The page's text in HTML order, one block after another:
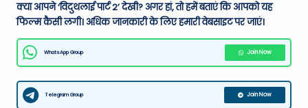
क्या आपने ‘विदुथलाई पार्ट 2’ देखी? अगर हां, तो हमें बताएं कि आपको यह
फिल्म कैसी लगी। अधिक जानकारी के लिए हमारी वेबसाइट पर जाएं।
WhatsApp Group Join Now
Telegram Group Join Now